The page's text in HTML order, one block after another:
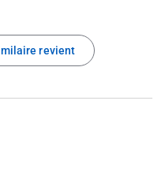
revient